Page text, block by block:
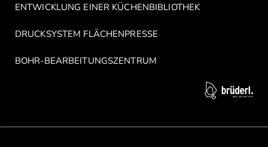
ENTWICKLUNG EINER KÜCHENBIBLIOTHEK
DRUCKSYSTEM FLÄCHENPRESSE
BOHR-BEARBEITUNGSZENTRUM